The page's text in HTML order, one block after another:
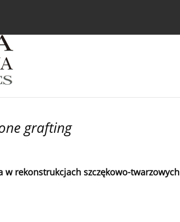
grafting
w rekonstrukcjach szczękowo-twarzowych